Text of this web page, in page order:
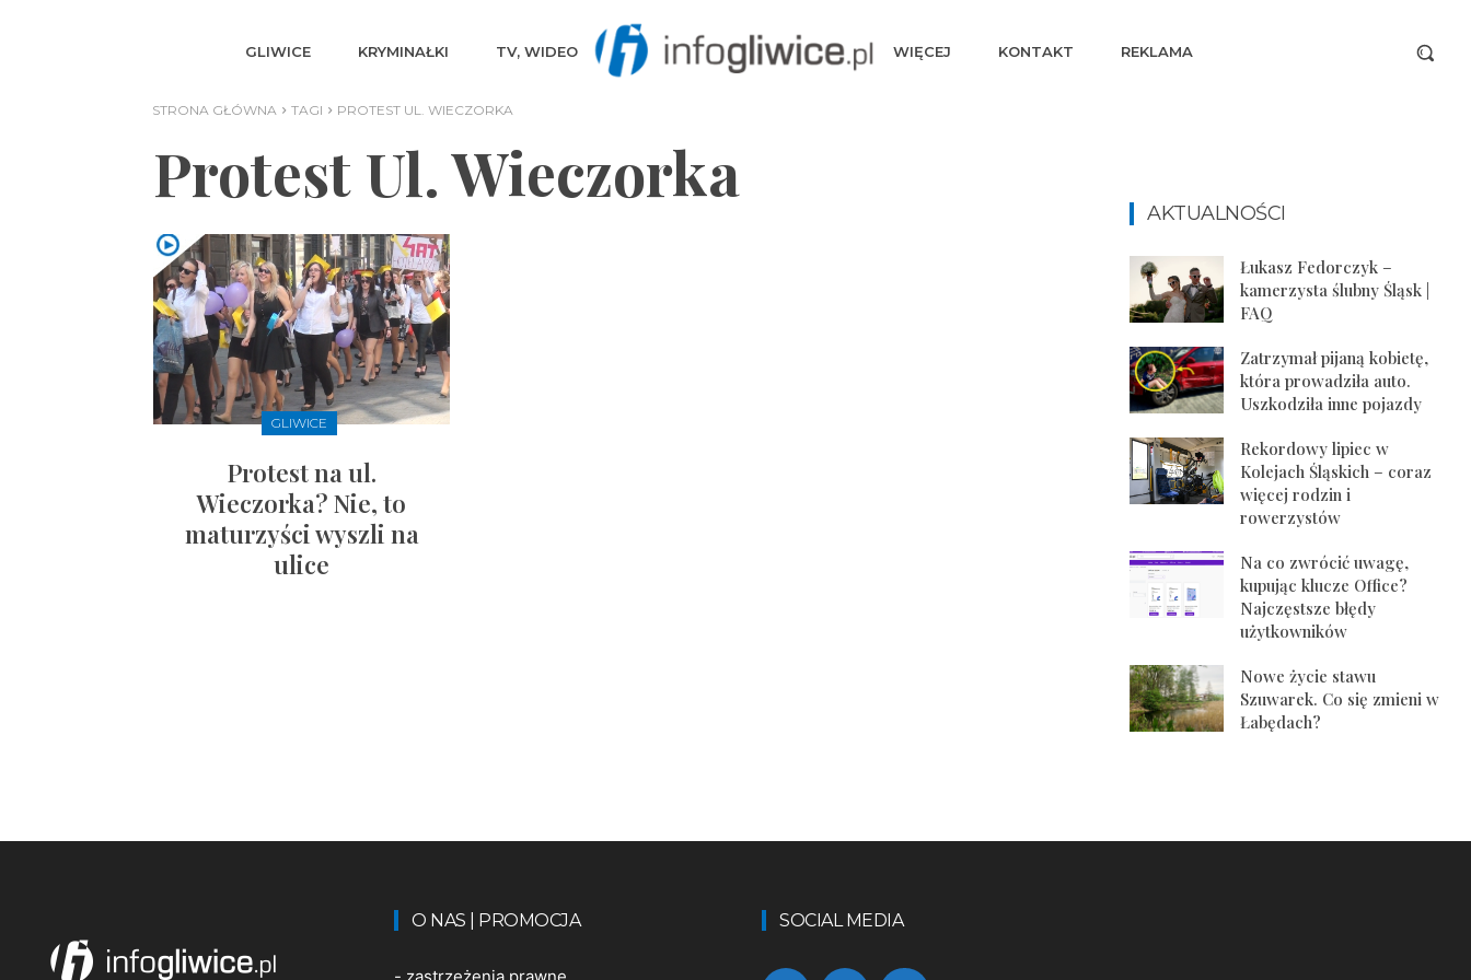
GLIWICE KRYMINAŁKI TV, WIDEO WIĘCEJ KONTAKT REKLAMA
STRONA GŁÓWNA TAGI PROTEST UL. WIECZORKA
Protest Ul. Wieczorka
GLIWICE
Protest na ul.
Wieczorka? Nie, to
maturzyści wyszli na
ulice
AKTUALNOŚCI
Łukasz Fedorczyk –
kamerzysta ślubny Śląsk |
FAQ
Zatrzymał pijaną kobietę,
która prowadziła auto.
Uszkodziła inne pojazdy
Rekordowy lipiec w
Kolejach Śląskich – coraz
więcej rodzin i
rowerzystów
Na co zwrócić uwagę,
kupując klucze Office?
Najczęstsze błędy
użytkowników
Nowe życie stawu
Szuwarek. Co się zmieni w
Łabędach?
O NAS | PROMOCJA
- zastrzeżenia prawne
SOCIAL MEDIA